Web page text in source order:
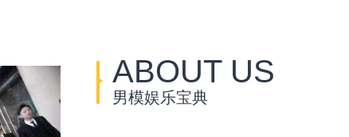
ABOUT US
男模娱乐宝典